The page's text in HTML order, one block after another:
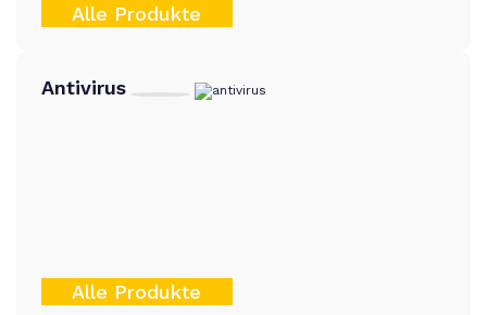
Alle Produkte
Antivirus
Alle Produkte